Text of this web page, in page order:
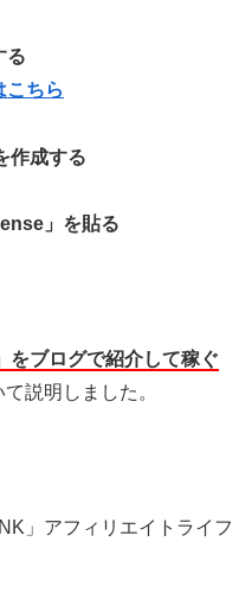
る
こちら
作成する
」を貼る
をブログで紹介して稼ぐ
説明しました。
」アフィリエイトライフ